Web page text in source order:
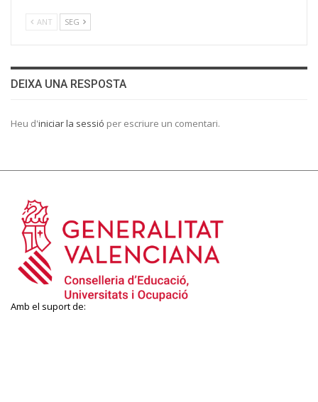
ANT SEG
DEIXA UNA RESPOSTA
Heu d'iniciar la sessió per escriure un comentari.
Amb el suport de: